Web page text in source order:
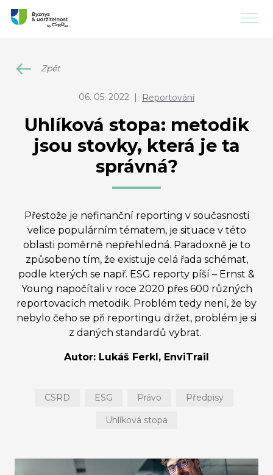
Zpět
06. 05. 2022 | Reportování
Uhlíková stopa: metodik
jsou stovky, která je ta
správná?
Přestože je nefinanční reporting v současnosti
velice populárním tématem, je situace v této
oblasti poměrně nepřehledná. Paradoxně je to
způsobeno tím, že existuje celá řada schémat,
podle kterých se např. ESG reporty píší – Ernst &
Young napočítali v roce 2020 přes 600 různých
reportovacích metodik. Problém tedy není, že by
nebylo čeho se při reportingu držet, problém je si
z daných standardů vybrat.
Autor: Lukáš Ferkl, EnviTrail
CSRD ESG Právo Předpisy
Uhlíková stopa